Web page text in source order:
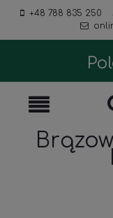
+48 788 835 250